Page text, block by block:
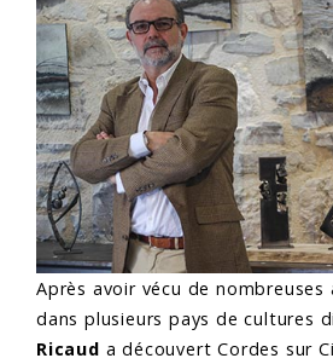
Après avoir vécu de nombreuses
dans plusieurs pays de cultures
Ricaud a découvert Cordes sur